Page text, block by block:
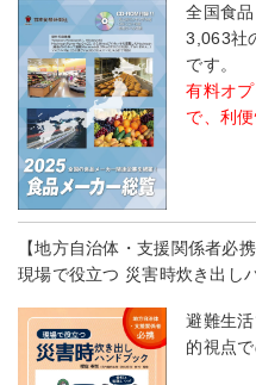
全国食
3,063社
です。
有料オ
で、利
【地方自治体・支援関係者必携
現場で役立つ 災害時炊き出し
避難生
的視点